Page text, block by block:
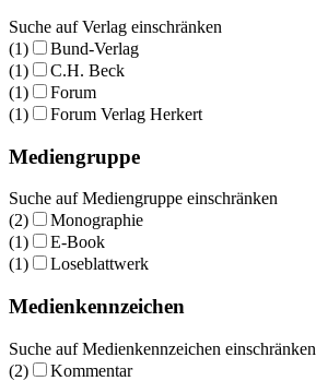
Suche auf Verlag einschränken
(1)
Bund-Verlag
(1)
C.H. Beck
(1)
Forum
(1)
Forum Verlag Herkert
Mediengruppe
Suche auf Mediengruppe einschränken
(2)
Monographie
(1)
E-Book
(1)
Loseblattwerk
Medienkennzeichen
Suche auf Medienkennzeichen einschränken
(2)
Kommentar